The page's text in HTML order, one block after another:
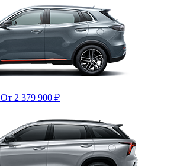
От 2 379 900 ₽